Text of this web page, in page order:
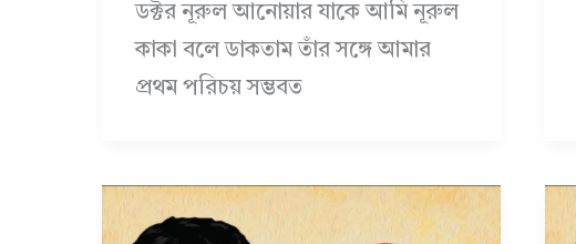
ডক্টর নূরুল আনোয়ার যাকে আমি নূরুল
কাকা বলে ডাকতাম তাঁর সঙ্গে আমার
প্রথম পরিচয় সম্ভবত